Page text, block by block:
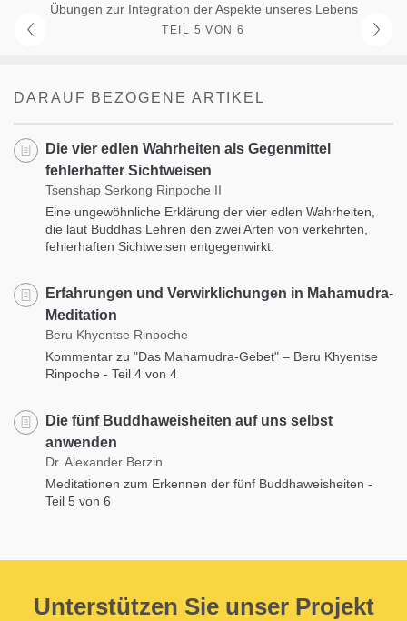
Übungen zur Integration der Aspekte unseres Lebens
TEIL 5 VON 6
DARAUF BEZOGENE ARTIKEL
Die vier edlen Wahrheiten als Gegenmittel
fehlerhafter Sichtweisen
Tsenshap Serkong Rinpoche II
Eine ungewöhnliche Erklärung der vier edlen Wahrheiten,
die laut Buddhas Lehren den zwei Arten von verkehrten,
fehlerhaften Sichtweisen entgegenwirkt.
Erfahrungen und Verwirklichungen in Mahamudra-
Meditation
Beru Khyentse Rinpoche
Kommentar zu "Das Mahamudra-Gebet" – Beru Khyentse
Rinpoche - Teil 4 von 4
Die fünf Buddhaweisheiten auf uns selbst
anwenden
Dr. Alexander Berzin
Meditationen zum Erkennen der fünf Buddhaweisheiten -
Teil 5 von 6
Unterstützen Sie unser Projekt